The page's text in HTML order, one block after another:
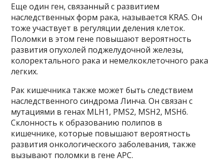
Еще один ген, связанный с развитием
наследственных форм рака, называется KRAS. Он
тоже участвует в регуляции деления клеток.
Поломки в этом гене повышают вероятность
развития опухолей поджелудочной железы,
колоректального рака и немелкоклеточного рака
легких.
Рак кишечника также может быть следствием
наследственного синдрома Линча. Он связан с
мутациями в генах MLH1, PMS2, MSH2, MSH6.
Склонность к образованию полипов в
кишечнике, которые повышают вероятность
развития онкологического заболевания, также
вызывают поломки в гене APC.